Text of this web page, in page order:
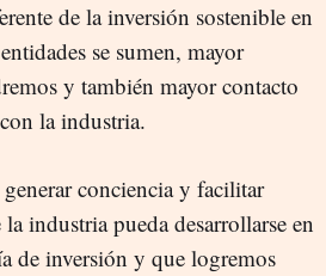
de la inversión sostenible en
se sumen, mayor
y también mayor contacto
la industria.
conciencia y facilitar
industria pueda desarrollarse en
de inversión y que logremos